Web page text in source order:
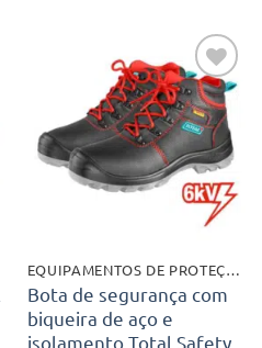
variants.
The
options
chosen
on
the
Adicionar
aos meus
desejos
EQUIPAMENTOS DE PROTEÇÃO
Bota de segurança com
biqueira de aço e
isolamento Total Safety